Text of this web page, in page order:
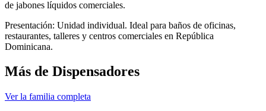
de jabones líquidos comerciales.
Presentación: Unidad individual. Ideal para baños de oficinas,
restaurantes, talleres y centros comerciales en República
Dominicana.
Más de Dispensadores
Ver la familia completa